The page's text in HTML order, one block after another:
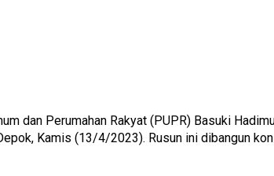
dan Perumahan Rakyat (PUPR) Basuki
Kamis (13/4/2023). Rusun ini dibangun